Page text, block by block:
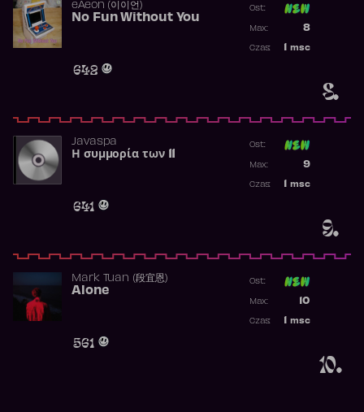
8.
​eAeon (이이언)
No Fun Without You
642
Ost:
8
Max:
msc
Czas:
9.
Javaspa
Η συμμορία των 11
641
Ost:
9
Max:
msc
Czas:
10.
Mark Tuan (段宜恩)
Alone
561
Ost:
10
Max:
msc
Czas: